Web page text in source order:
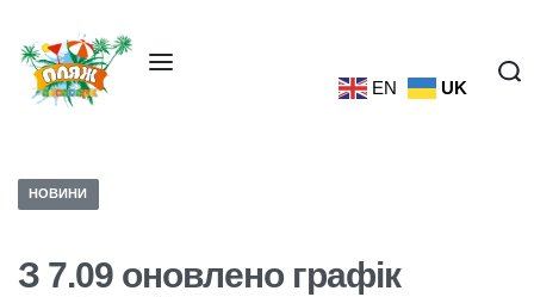
EN UK
НОВИНИ
З 7.09 оновлено графік